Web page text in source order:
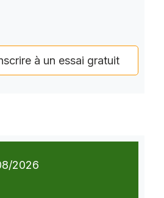
à un essai gratuit
2026